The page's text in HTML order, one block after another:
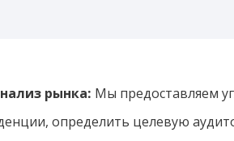
рынка: Мы предоставляем
определить целевую